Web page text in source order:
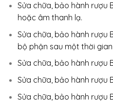
Sửa chữa, bảo hành rượu
hoặc âm thanh lạ.
Sửa chữa, bảo hành rượu
bộ phận sau một thời
Sửa chữa, bảo hành rượu
Sửa chữa, bảo hành rượu
Sửa chữa, bảo hành rượu